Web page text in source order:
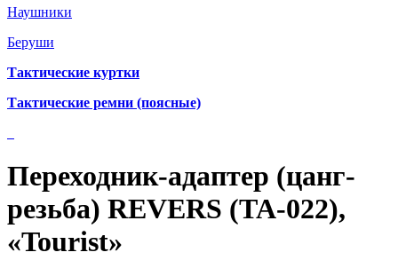
Наушники
Беруши
Тактические куртки
Тактические ремни (поясные)
Переходник-адаптер (цанг-
резьба) REVERS (TA-022),
«Tourist»